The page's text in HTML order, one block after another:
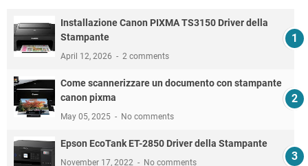
Installazione Canon PIXMA TS3150 Driver della
Stampante
April 12, 2026 2 comments
Come scannerizzare un documento con stampante
canon pixma
May 05, 2025 No comments
Epson EcoTank ET-2850 Driver della Stampante
November 17, 2022 No comments